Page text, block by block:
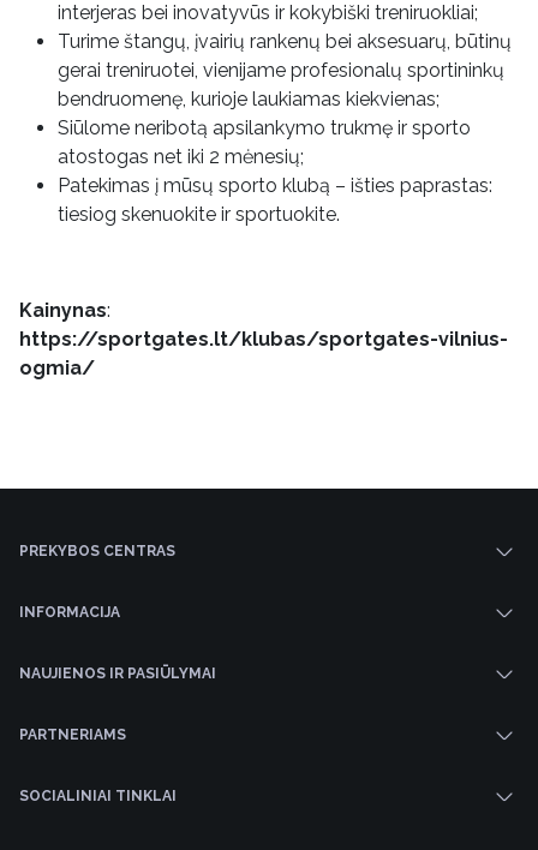
interjeras bei inovatyvūs ir kokybiški treniruokliai;
Turime štangų, įvairių rankenų bei aksesuarų, būtinų
gerai treniruotei, vienijame profesionalų sportininkų
bendruomenę, kurioje laukiamas kiekvienas;
Siūlome neribotą apsilankymo trukmę ir sporto
atostogas net iki 2 mėnesių;
Patekimas į mūsų sporto klubą – išties paprastas:
tiesiog skenuokite ir sportuokite.
Kainynas:
https://sportgates.lt/klubas/sportgates-vilnius-
ogmia/
PREKYBOS CENTRAS
INFORMACIJA
NAUJIENOS IR PASIŪLYMAI
PARTNERIAMS
SOCIALINIAI TINKLAI